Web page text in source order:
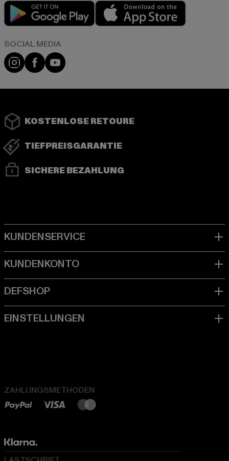
Play market
Instagram
FacebookYouTube
KOSTENLOSE RETOURE
TIEFPREISGARANTIE
SICHERE BEZAHLUNG
ZAHLUNGSMETHODEN